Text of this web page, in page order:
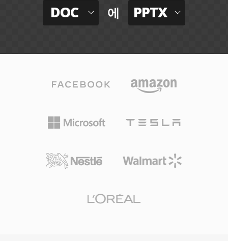
DOC 에 PPTX